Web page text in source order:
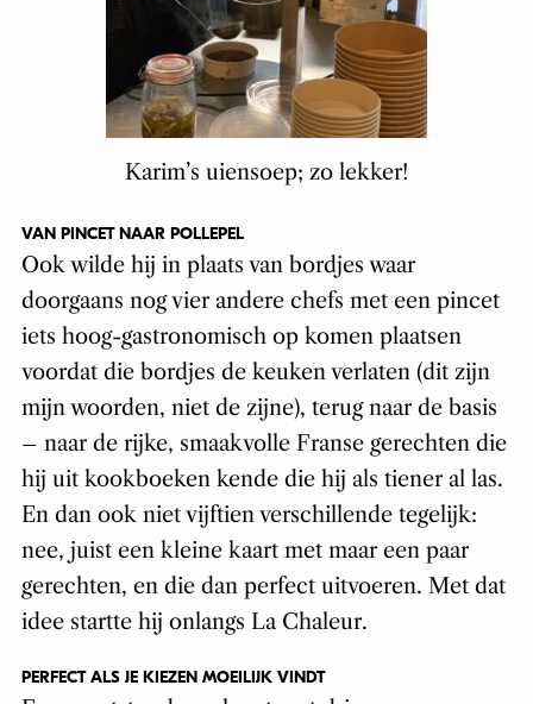
Karim’s uiensoep; zo lekker!
VAN PINCET NAAR POLLEPEL
Ook wilde hij in plaats van bordjes waar
doorgaans nog vier andere chefs met een pincet
iets hoog-gastronomisch op komen plaatsen
voordat die bordjes de keuken verlaten (dit zijn
mijn woorden, niet de zijne), terug naar de basis
– naar de rijke, smaakvolle Franse gerechten die
hij uit kookboeken kende die hij als tiener al las.
En dan ook niet vijftien verschillende tegelijk:
nee, juist een kleine kaart met maar een paar
gerechten, en die dan perfect uitvoeren. Met dat
idee startte hij onlangs La Chaleur.
PERFECT ALS JE KIEZEN MOEILIJK VINDT